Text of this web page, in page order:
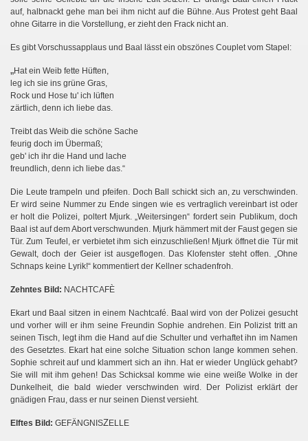
auf, halbnackt gehe man bei ihm nicht auf die Bühne. Aus Protest geht Baal
ohne Gitarre in die Vorstellung, er zieht den Frack nicht an.
Es gibt Vorschussapplaus und Baal lässt ein obszönes Couplet vom Stapel:
„Hat ein Weib fette Hüften,
leg ich sie ins grüne Gras,
Rock und Hose tu' ich lüften
zärtlich, denn ich liebe das.
Treibt das Weib die schöne Sache
feurig doch im Übermaß;
geb' ich ihr die Hand und lache
freundlich, denn ich liebe das.“
Die Leute trampeln und pfeifen. Doch Ball schickt sich an, zu verschwinden.
Er wird seine Nummer zu Ende singen wie es vertraglich vereinbart ist oder
er holt die Polizei, poltert Mjurk. „Weitersingen“ fordert sein Publikum, doch
Baal ist auf dem Abort verschwunden. Mjurk hämmert mit der Faust gegen sie
Tür. Zum Teufel, er verbietet ihm sich einzuschließen! Mjurk öffnet die Tür mit
Gewalt, doch der Geier ist ausgeflogen. Das Klofenster steht offen. „Ohne
Schnaps keine Lyrik!“ kommentiert der Kellner schadenfroh.
Zehntes Bild: NACHTCAFÈ
Ekart und Baal sitzen in einem Nachtcafé. Baal wird von der Polizei gesucht
und vorher will er ihm seine Freundin Sophie andrehen. Ein Polizist tritt an
seinen Tisch, legt ihm die Hand auf die Schulter und verhaftet ihn im Namen
des Gesetztes. Ekart hat eine solche Situation schon lange kommen sehen.
Sophie schreit auf und klammert sich an ihn. Hat er wieder Unglück gehabt?
Sie will mit ihm gehen! Das Schicksal komme wie eine weiße Wolke in der
Dunkelheit, die bald wieder verschwinden wird. Der Polizist erklärt der
gnädigen Frau, dass er nur seinen Dienst versieht.
Elftes Bild: GEFÄNGNISZELLE